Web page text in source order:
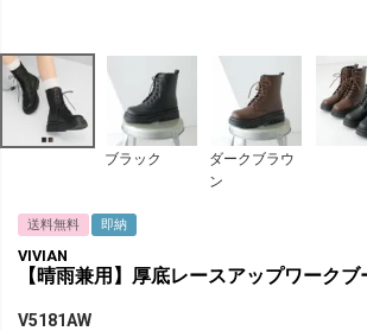
ブラック
ダークブラウ
ン
送料無料 即納
VIVIAN
【晴雨兼用】厚底レースアップワークブ
V5181AW